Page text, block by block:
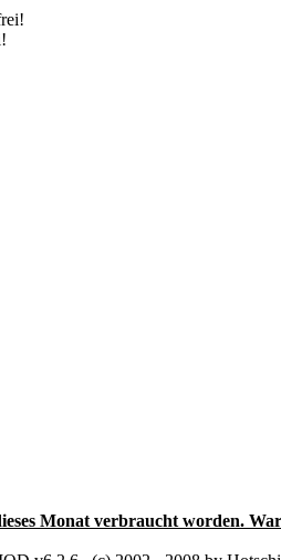
Monat verbraucht worden.